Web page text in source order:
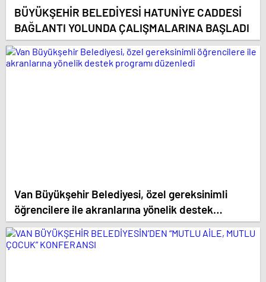
BÜYÜKŞEHİR BELEDİYESİ HATUNİYE CADDESİ
BAĞLANTI YOLUNDA ÇALIŞMALARINA BAŞLADI
Van Büyükşehir Belediyesi, özel gereksinimli
öğrencilere ile akranlarına yönelik destek
programı düzenledi